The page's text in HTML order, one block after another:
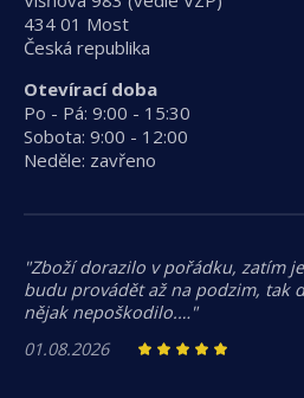
434 01 Most
Česká republika
Otevírací doba
Po - Pá: 9:00 - 15:30
Sobota: 9:00 - 12:00
Neděle: zavřeno
"Zboží dorazilo v pořádku, zatím
budu provádět až na podzim, tak
nějak nepoškodilo.…"
01.08.2026